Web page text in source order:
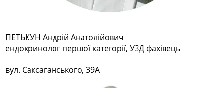
ПЕТЬКУН Андрій Анатолійович
ендокринолог першої категорії, УЗД фахівець
вул. Саксаганського, 39А